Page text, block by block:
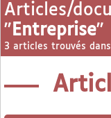
Articles/
" Entreprise"
3 articles trouvés